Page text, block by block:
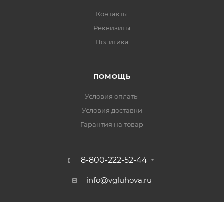
Контакты
Реквизиты
Политика
ПОМОЩЬ
Условия оплаты
Условия доставки
Гарантия на товар
8-800-222-52-44
info@vgluhova.ru